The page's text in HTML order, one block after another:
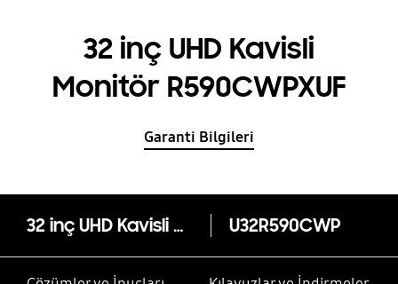
32 inç UHD Kavisli
Monitör R590CWPXUF
Garanti Bilgileri
32 inç UHD Kavisli Monitör R590CWPXUF U32R590CWP